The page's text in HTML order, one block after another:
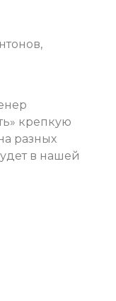
крепкую
разных
в нашей